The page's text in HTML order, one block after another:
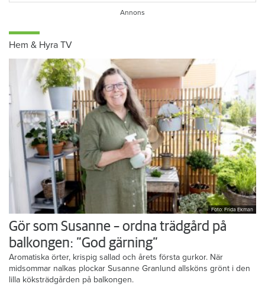
Hem & Hyra TV
Foto: Frida Ekman
Gör som Susanne – ordna trädgård på
balkongen: ”God gärning”
Aromatiska örter, krispig sallad och årets första gurkor. När
midsommar nalkas plockar Susanne Granlund allsköns grönt i den
lilla köksträdgården på balkongen.